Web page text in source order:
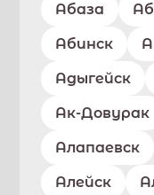
Абаза
Абинск
Адыгейск
Ак-Довурак
Алапаевск
Алейск